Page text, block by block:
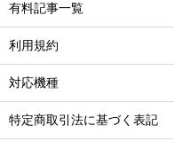
有料記事一覧
利用規約
対応機種
特定商取引法に基づく表記